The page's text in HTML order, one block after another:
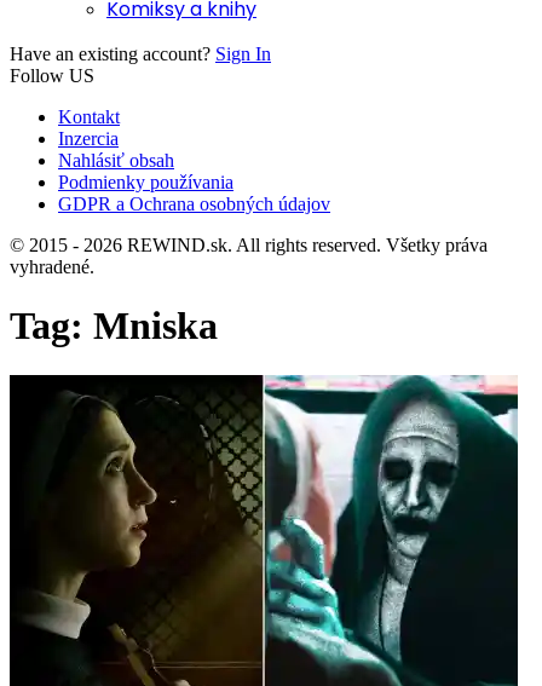
Komiksy a knihy
Have an existing account? Sign In
Follow US
Kontakt
Inzercia
Nahlásiť obsah
Podmienky používania
GDPR a Ochrana osobných údajov
© 2015 - 2026 REWIND.sk. All rights reserved. Všetky práva
vyhradené.
Tag: Mniska